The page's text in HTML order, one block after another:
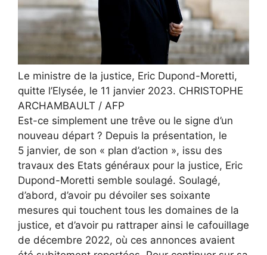
Le ministre de la justice, Eric Dupond-Moretti,
quitte l’Elysée, le 11 janvier 2023. CHRISTOPHE
ARCHAMBAULT / AFP
Est-ce simplement une trêve ou le signe d’un
nouveau départ ? Depuis la présentation, le
5 janvier, de son « plan d’action », issu des
travaux des Etats généraux pour la justice, Eric
Dupond-Moretti semble soulagé. Soulagé,
d’abord, d’avoir pu dévoiler ses soixante
mesures qui touchent tous les domaines de la
justice, et d’avoir pu rattraper ainsi le cafouillage
de décembre 2022, où ces annonces avaient